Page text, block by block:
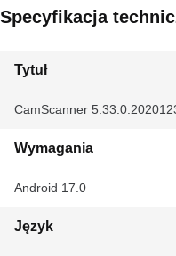
Specyfikacja
Tytuł
CamScanner
Wymagania
Android 17.0
Język